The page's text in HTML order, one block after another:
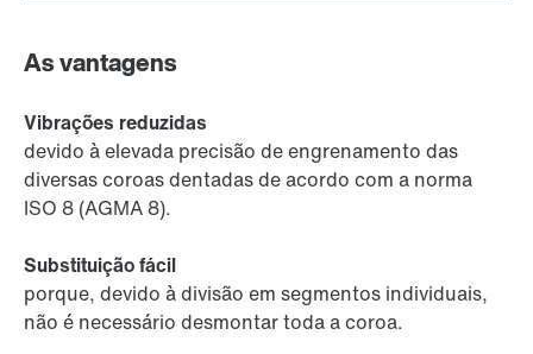
As vantagens
Vibrações reduzidas
devido à elevada precisão de engrenamento das
diversas coroas dentadas de acordo com a norma
ISO 8 (AGMA 8).
Substituição fácil
porque, devido à divisão em segmentos individuais,
não é necessário desmontar toda a coroa.